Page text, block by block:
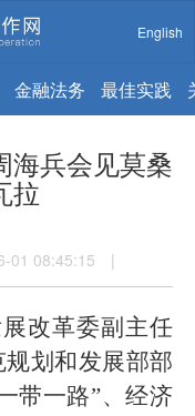
English
金融法务 最佳实践
海兵会见莫桑
拉
01 08:45:15 |
改革委副主任
划和发展部部
带一路”、经济